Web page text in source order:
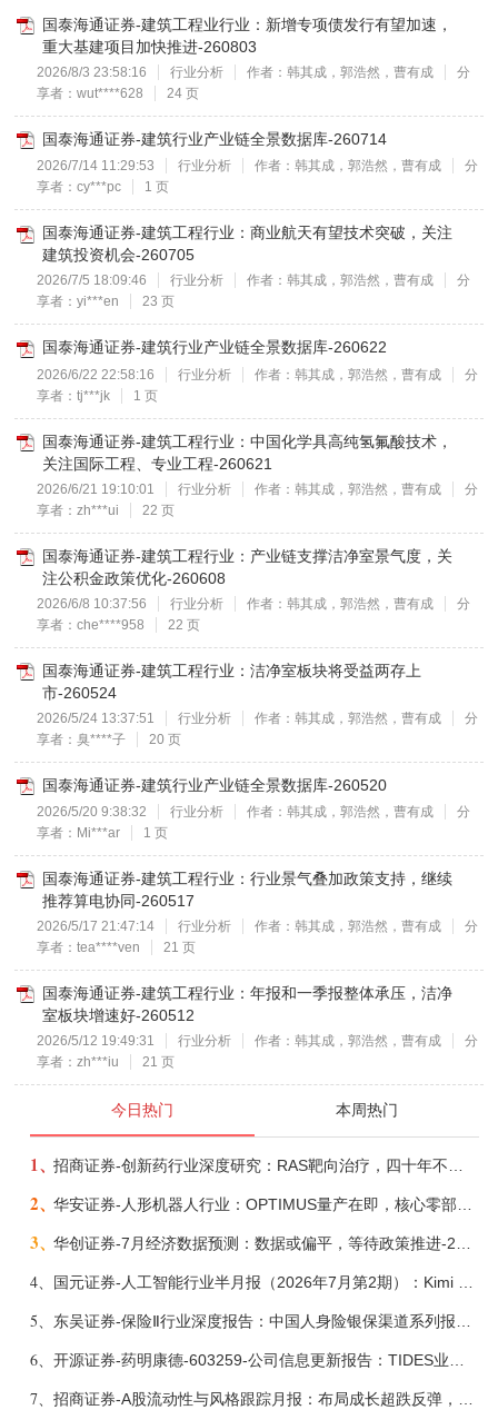
国泰海通证券-建筑工程业行业：新增专项债发行有望加速，
重大基建项目加快推进-260803
2026/8/3 23:58:16 行业分析 作者：韩其成，郭浩然，曹有成
分
享者：wut****628
24 页
国泰海通证券-建筑行业产业链全景数据库-260714
2026/7/14 11:29:53 行业分析 作者：韩其成，郭浩然，曹有成
分
享者：cy***pc
1 页
国泰海通证券-建筑工程行业：商业航天有望技术突破，关注
建筑投资机会-260705
2026/7/5 18:09:46 行业分析 作者：韩其成，郭浩然，曹有成
分
享者：yi***en
23 页
国泰海通证券-建筑行业产业链全景数据库-260622
2026/6/22 22:58:16 行业分析 作者：韩其成，郭浩然，曹有成
分
享者：tj***jk
1 页
国泰海通证券-建筑工程行业：中国化学具高纯氢氟酸技术，
关注国际工程、专业工程-260621
2026/6/21 19:10:01 行业分析 作者：韩其成，郭浩然，曹有成
分
享者：zh***ui
22 页
国泰海通证券-建筑工程行业：产业链支撑洁净室景气度，关
注公积金政策优化-260608
2026/6/8 10:37:56 行业分析 作者：韩其成，郭浩然，曹有成
分
享者：che****958
22 页
国泰海通证券-建筑工程行业：洁净室板块将受益两存上
市-260524
2026/5/24 13:37:51 行业分析 作者：韩其成，郭浩然，曹有成
分
享者：臭****子
20 页
国泰海通证券-建筑行业产业链全景数据库-260520
2026/5/20 9:38:32 行业分析 作者：韩其成，郭浩然，曹有成
分
享者：Mi***ar
1 页
国泰海通证券-建筑工程行业：行业景气叠加政策支持，继续
推荐算电协同-260517
2026/5/17 21:47:14 行业分析 作者：韩其成，郭浩然，曹有成
分
享者：tea****ven
21 页
国泰海通证券-建筑工程行业：年报和一季报整体承压，洁净
室板块增速好-260512
2026/5/12 19:49:31 行业分析 作者：韩其成，郭浩然，曹有成
分
享者：zh***iu
21 页
今日热门 本周热门
1、
2、
3、
4、
5、
6、
7、